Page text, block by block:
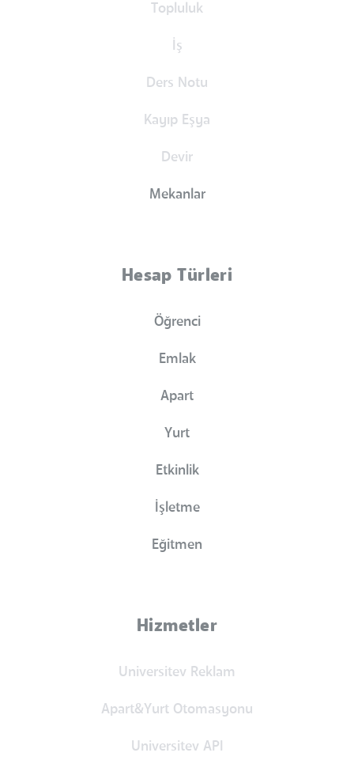
Topluluk
İş
Ders Notu
Kayıp Eşya
Devir
Mekanlar
Hesap Türleri
Öğrenci
Emlak
Apart
Yurt
Etkinlik
İşletme
Eğitmen
Hizmetler
Universitev Reklam
Apart&Yurt Otomasyonu
Universitev API